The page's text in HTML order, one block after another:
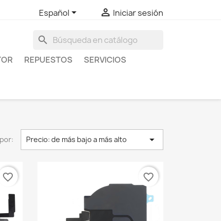
Español  Iniciar sesión
search
REPUESTOS
SERVICIOS
Precio: de más bajo a más alto 
favorite_border favorite_border